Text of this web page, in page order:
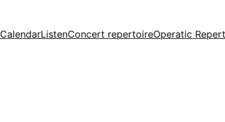
CalendarListenConcert repertoireOperatic